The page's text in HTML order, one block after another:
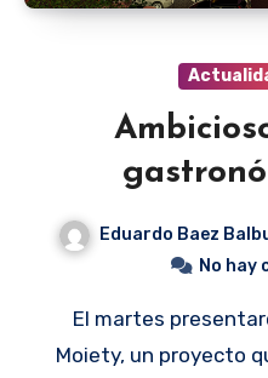
Eduardo Baez
No hay
El martes presentaron oficialmente Plaza
Moiety, un proyecto